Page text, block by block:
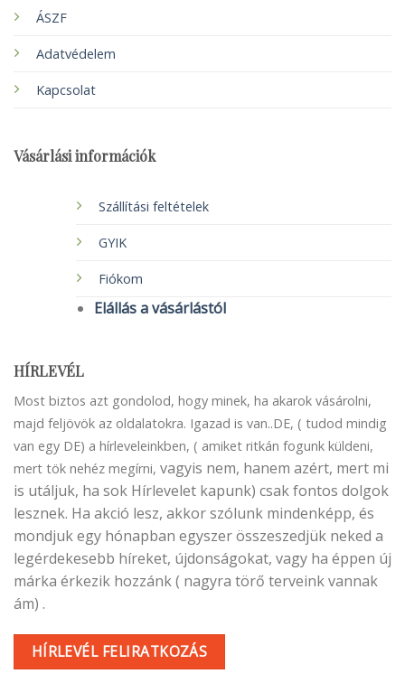
ÁSZF
Adatvédelem
Kapcsolat
Vásárlási információk
Szállítási feltételek
GYIK
Fiókom
Elállás a vásárlástól
HÍRLEVÉL
Most biztos azt gondolod, hogy minek, ha akarok vásárolni,
majd feljövök az oldalatokra. Igazad is van..DE, ( tudod mindig
van egy DE) a hírleveleinkben, ( amiket ritkán fogunk küldeni,
mert tök nehéz megírni, vagyis nem, hanem azért, mert mi
is utáljuk, ha sok Hírlevelet kapunk) csak fontos dolgok
lesznek. Ha akció lesz, akkor szólunk mindenképp, és
mondjuk egy hónapban egyszer összeszedjük neked a
legérdekesebb híreket, újdonságokat, vagy ha éppen új
márka érkezik hozzánk ( nagyra törő terveink vannak
ám) .
HÍRLEVÉL FELIRATKOZÁS